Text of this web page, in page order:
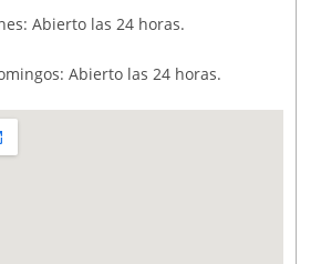
Abierto las 24 horas.
Abierto las 24 horas.